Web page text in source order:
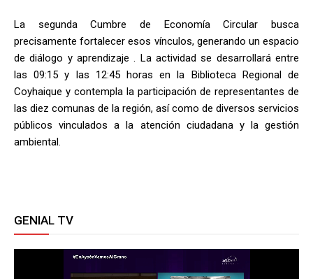
La segunda Cumbre de Economía Circular busca
precisamente fortalecer esos vínculos, generando un espacio
de diálogo y aprendizaje . La actividad se desarrollará entre
las 09:15 y las 12:45 horas en la Biblioteca Regional de
Coyhaique y contempla la participación de representantes de
las diez comunas de la región, así como de diversos servicios
públicos vinculados a la atención ciudadana y la gestión
ambiental.
GENIAL TV